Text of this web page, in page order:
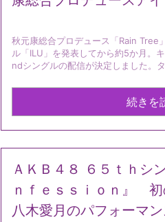
秋元康総合プロデュース「Rain Tree
ル「ILU」を発表してから約5か月。
ndシングルの配信が決定しました。
続きを
ＡＫＢ４８ ６５ｔｈシ
ｎｆｅｓｓｉｏｎ』 初
八木愛月のパフォーマ